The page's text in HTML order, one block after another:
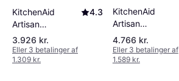
KitchenAid
Artisan
5KSM185PSEER
4.3
3.926 kr.
Eller 3 betalinger af
1.309 kr.
KitchenAid
Artisan
5KSM185PSECA
4.766 kr.
Eller 3 betalinger af
1.589 kr.